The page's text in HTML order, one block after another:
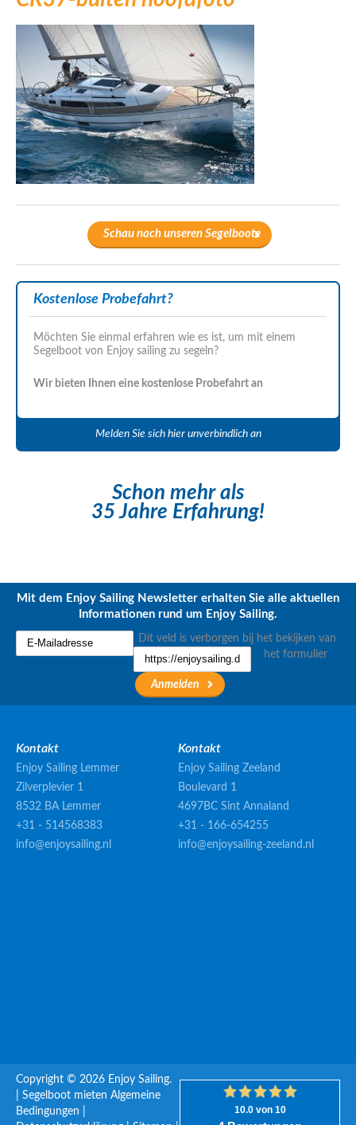
Schau nach unseren Segelboote
Kostenlose Probefahrt?
Möchten Sie einmal erfahren wie es ist, um mit einem
Segelboot von Enjoy sailing zu segeln?
Wir bieten Ihnen eine kostenlose Probefahrt an
Melden Sie sich hier unverbindlich an
Schon mehr als
35 Jahre Erfahrung!
Mit dem Enjoy Sailing Newsletter erhalten Sie alle aktuellen
Informationen rund um Enjoy Sailing.
Dit veld is verborgen bij het bekijken van
het formulier
Kontakt
Enjoy Sailing Lemmer
Zilverplevier 1
8532 BA Lemmer
+31 - 514568383
info@enjoysailing.nl
Kontakt
Enjoy Sailing Zeeland
Boulevard 1
4697BC Sint Annaland
+31 - 166-654255
info@enjoysailing-zeeland.nl
Copyright © 2026 Enjoy Sailing.
Segelboot mieten Algemeine
Bedingungen